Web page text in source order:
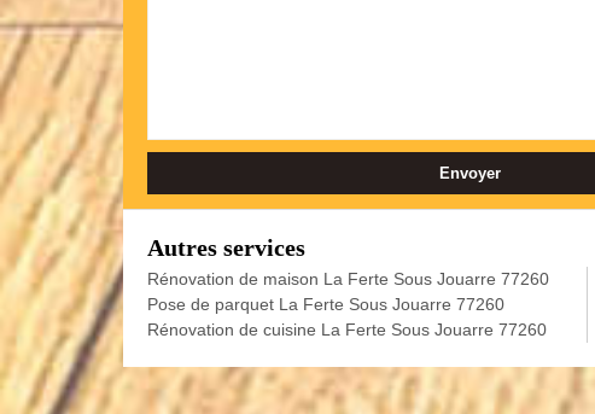
Autres services
Rénovation de maison La Ferte Sous Jouarre 77260
Pose de parquet La Ferte Sous Jouarre 77260
Rénovation de cuisine La Ferte Sous Jouarre 77260